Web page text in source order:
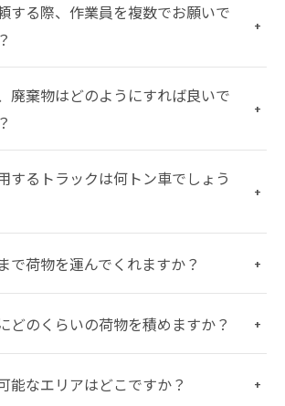
する際、作業員を複数でお願いで
廃棄物はどのようにすれば良いで
するトラックは何トン車でしょう
で荷物を運んでくれますか？
どのくらいの荷物を積めますか？
能なエリアはどこですか？